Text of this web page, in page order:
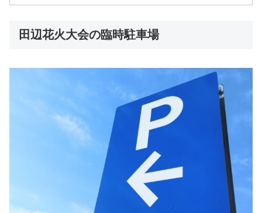
田辺花火大会の臨時駐車場